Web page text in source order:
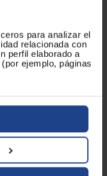
para analizar el
relacionada con
perfil elaborado a
ejemplo, páginas